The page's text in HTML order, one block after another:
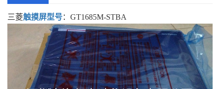
三菱触摸屏型号：GT1685M-STBA